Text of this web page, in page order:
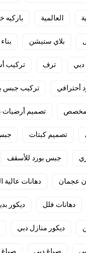
العالمية
بلاي ستيشن
دبي ترف تركيب
أحترافي تركيب جبس
مخصص تصميم أرضيات
تصميم كبتات
جبس بورد للأسقف
عجمان دهانات عالية
دهانات فلل ديكور
ديكور منازل دبي